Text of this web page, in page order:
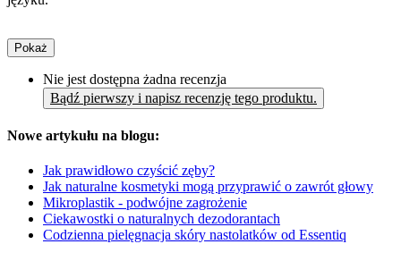
Pokaż
Nie jest dostępna żadna recenzja
Bądź pierwszy i napisz recenzję tego produktu.
Nowe artykułu na blogu:
Jak prawidłowo czyścić zęby?
Jak naturalne kosmetyki mogą przyprawić o zawrót głowy
Mikroplastik - podwójne zagrożenie
Ciekawostki o naturalnych dezodorantach
Codzienna pielęgnacja skóry nastolatków od Essentiq